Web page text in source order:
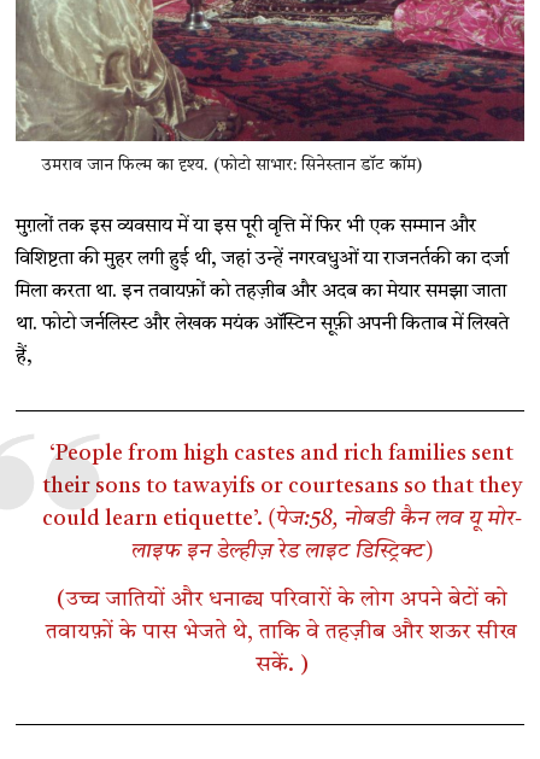
उमराव जान फिल्म का दृश्य. (फोटो साभार: सिनेस्तान डॉट कॉम)
मुग़लों तक इस व्यवसाय में या इस पूरी वृत्ति में फिर भी एक सम्मान और
विशिष्टता की मुहर लगी हुई थी, जहां उन्हें नगरवधुओं या राजनर्तकी का दर्जा
मिला करता था. इन तवायफ़ों को तहज़ीब और अदब का मेयार समझा जाता
था. फोटो जर्नलिस्ट और लेखक मयंक ऑस्टिन सूफ़ी अपनी किताब में लिखते
हैं,
‘People from high castes and rich families sent
their sons to tawayifs or courtesans so that they
could learn etiquette’. (पेज:58, नोबडी कैन लव यू मोर-
लाइफ इन डेल्हीज़ रेड लाइट डिस्ट्रिक्ट)
(उच्च जातियों और धनाढ्य परिवारों के लोग अपने बेटों को
तवायफ़ों के पास भेजते थे, ताकि वे तहज़ीब और शऊर सीख
सकें. )